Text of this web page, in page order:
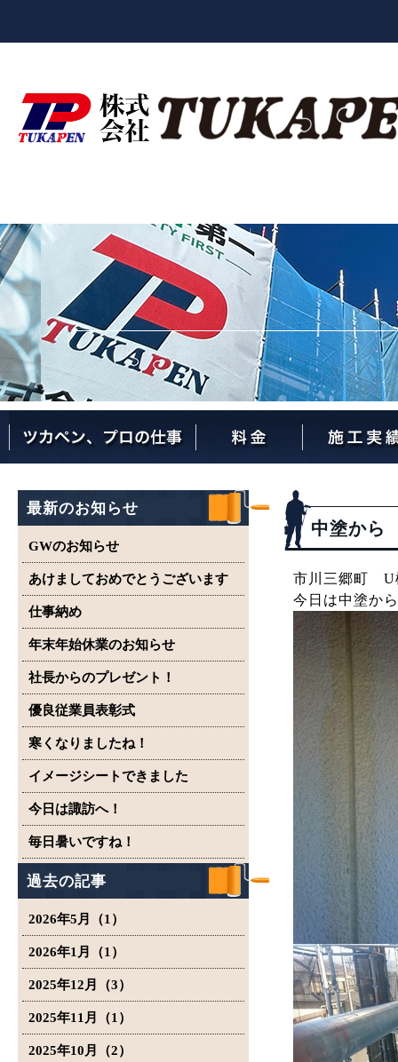
最新のお知らせ
GWのお知らせ
あけましておめでとうございます
仕事納め
年末年始休業のお知らせ
社長からのプレゼント！
優良従業員表彰式
寒くなりましたね！
イメージシートできました
今日は諏訪へ！
毎日暑いですね！
過去の記事
2026年5月（1）
2026年1月（1）
2025年12月（3）
2025年11月（1）
2025年10月（2）
中塗から
市川三郷町 U
今日は中塗か